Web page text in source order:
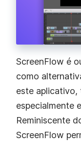
ScreenFlow é
como
este aplicativo,
especialmente
Reminiscente
ScreenFlow